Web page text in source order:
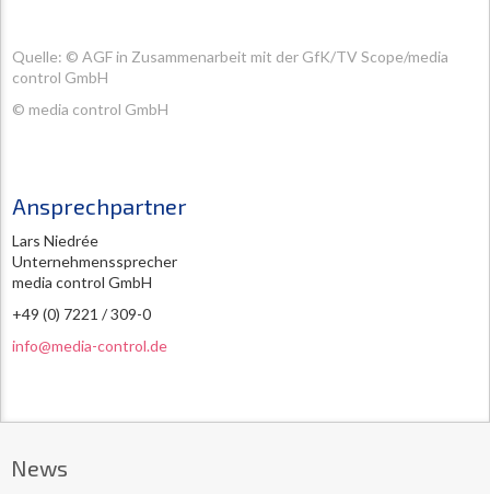
Quelle: © AGF in Zusammenarbeit mit der GfK/TV Scope/media
control GmbH
© media control GmbH
Ansprechpartner
Lars Niedrée
Unternehmenssprecher
media control GmbH
+49 (0) 7221 / 309-0
info@media-control.de
News